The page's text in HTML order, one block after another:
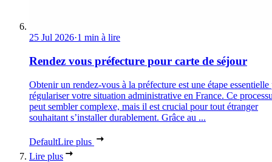
25 Jul 2026·1 min à lire
Rendez vous préfecture pour carte de séjour
Obtenir un rendez-vous à la préfecture est une étape essentielle
régulariser votre situation administrative en France. Ce
peut sembler complexe, mais il est crucial pour tout étranger
souhaitant s’installer durablement. Grâce au ...
DefaultLire plus
Lire plus